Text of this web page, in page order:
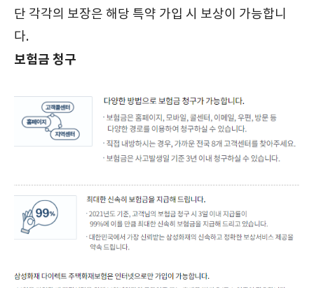
단 각각의 보장은 해당 특약 가입 시 보상이 가능합니
다.
보험금 청구